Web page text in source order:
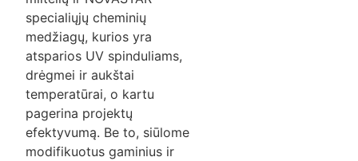
specialiųjų cheminių
medžiagų, kurios yra
atsparios UV spinduliams,
drėgmei ir aukštai
temperatūrai, o kartu
pagerina projektų
efektyvumą. Be to, siūlome
modifikuotus gaminius ir